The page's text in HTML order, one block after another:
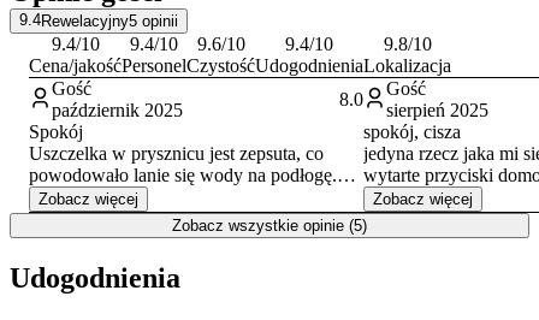
9.4Rewelacyjny5 opinii
9.4/10
Cena/jakość
9.4/10
Personel
9.6/10
Czystość
9.4/10
Udogodnienia
9.8/10
Lokalizacja
Gość
październik 2025
8.0
Spokój
Uszczelka w prysznicu jest zepsuta, co
powodowało lanie się wody na podłogę.
Niewygodne łóżka. W jednym za bardzo
miękkie,aż wyrobione, a rozkładana
kanapa,dla dwóch dorosłych osób, bardzo
graniczyło z cudem. Tylko korespondencja
Zobacz więcej
Gość
sierpień 2025
spokój, cisza
jedyna rzecz jaka mi
wytarte przyciski
wejścia.
opóźniony około 3
do wejścia ale
Zobacz więcej
Zobacz wszystkie opinie (5)
Udogodnienia